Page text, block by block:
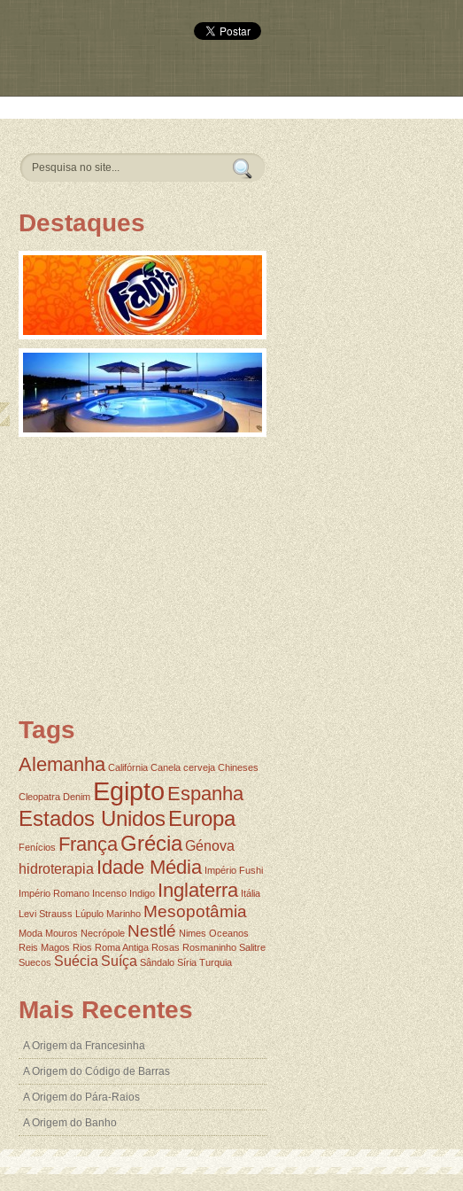
Destaques
Tags
Alemanha Califórnia Canela cerveja Chineses
Cleopatra Denim EgiptoEspanha
Estados UnidosEuropa
Fenícios FrançaGréciaGénova
hidroterapiaIdade Média Império Fushi
Império Romano Incenso Indigo Inglaterra Itália
Levi Strauss Lúpulo Marinho Mesopotâmia
Moda Mouros Necrópole Nestlé Nimes Oceanos
Reis Magos Rios Roma Antiga Rosas Rosmaninho Salitre
Suecos Suécia Suíça Sândalo Síria Turquia
Mais Recentes
A Origem da Francesinha
A Origem do Código de Barras
A Origem do Pára-Raios
A Origem do Banho